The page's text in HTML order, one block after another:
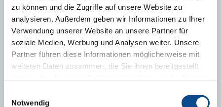
zu können und die Zugriffe auf unsere Website zu
analysieren. Außerdem geben wir Informationen zu Ihrer
Verwendung unserer Website an unsere Partner für
soziale Medien, Werbung und Analysen weiter. Unsere
Partner führen diese Informationen möglicherweise mit
weiteren Daten zusammen, die Sie ihnen bereitgestellt
Notwendig
TECHNISCHE BERATUNG